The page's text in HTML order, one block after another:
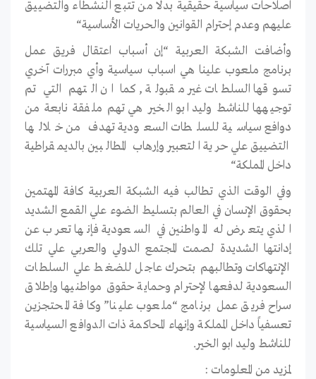
اصلاحات سياسية حقيقية بدلا من تتبع النشطاء والتضييق
عليهم وعدم إحترام القوانين والحريات الأساسية“
وأضافت الشبكة العربية “إن أسباب اعتقال فريق عمل
برنامج ملعوب علينا هي اسباب سياسية وأي مبررات آخري
تسوقها السلطات غير مقبولة , كما ان التهم التي تم
توجيهها للناشط وليد ابو الخير هي تهم ملفقة نابعة من
دوافع سياسية للسلطات السعودية تهدف من خلالها
التضييق علي حرية التعبير وإرهاب المطالبين بالديمقراطية
داخل المملكة“
وفي الوقت الذي تطالب فيه الشبكة العربية كافة المهتمين
بحقوق الإنسان في العالم بتسليط الضوء علي القمع الشديد
الذي يتعرض له المواطنين في السعودية فإنها تعرب عن
إدانتها الشديدة لصمت المجتمع الدولي والعربي علي تلك
الإنتهاكات وتطالبهم بتحرك عاجل للضغط علي السلطات
السعودية لدفعها لإحترام وحماية حقوق مواطنيها وإطلاق
سراح فريق عمل برنامج “ملعوب علينا” وكافة المحتجزين
تعسفياً داخل المملكة وإنهاء المحاكمة ذات الدوافع السياسية
للناشط وليد ابو الخير.
لمزيد من المعلومات :